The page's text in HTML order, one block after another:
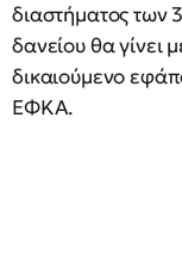
διαστήματος των
δανείου θα
δικαιούμενο
ΕΦΚΑ.